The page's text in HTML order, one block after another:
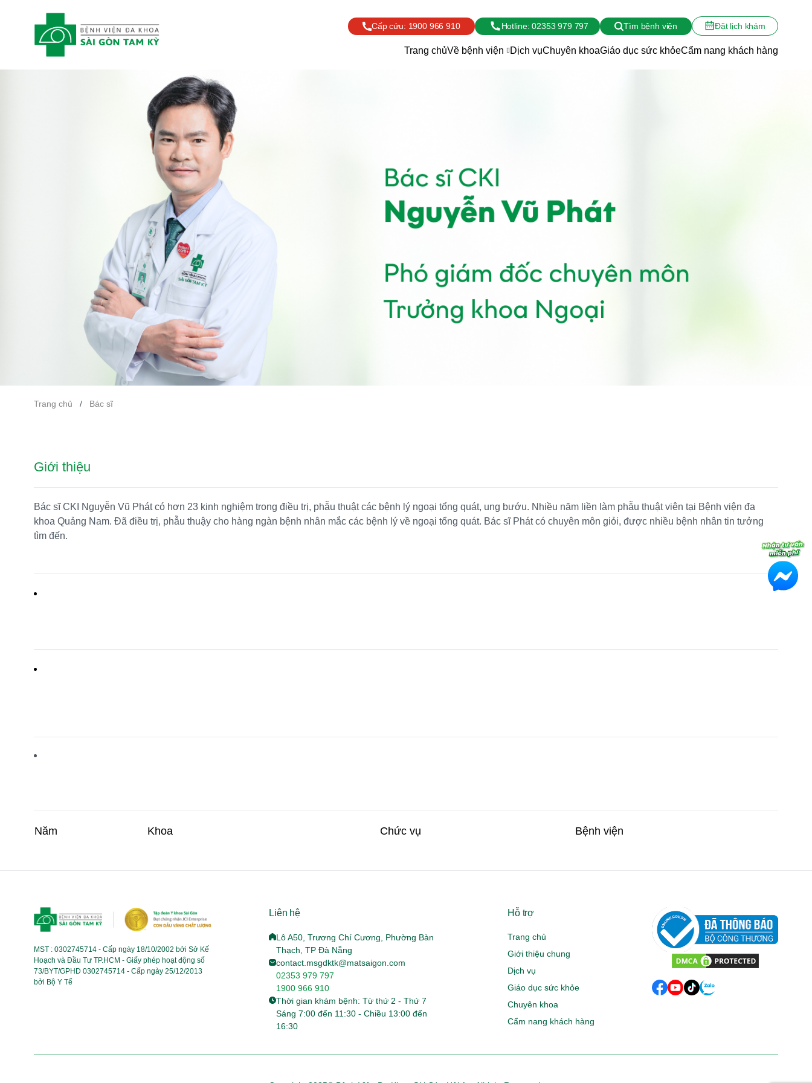
Cấp cứu: 1900 966 910 Hotline: 02353 979 797 Tìm bệnh viện Đặt lịch khám
Trang chủVề bệnh viện Dịch vụChuyên khoaGiáo dục sức khỏeCẩm nang khách hàng
Trang chủ / Bác sĩ
Giới thiệu
Bác sĩ CKI Nguyễn Vũ Phát có hơn 23 kinh nghiệm trong điều trị, phẫu thuật các bệnh lý ngoại tổng quát, ung bướu. Nhiều năm liền làm phẫu thuật viên tại Bệnh viện đa
khoa Quảng Nam. Đã điều trị, phẫu thuậy cho hàng ngàn bệnh nhân mắc các bệnh lý về ngoại tổng quát. Bác sĩ Phát có chuyên môn giỏi, được nhiều bệnh nhân tin tưởng
tìm đến.
Năm Khoa Chức vụ Bệnh viện
MST : 0302745714 - Cấp ngày 18/10/2002 bởi Sở Kế
Hoạch và Đầu Tư TP.HCM - Giấy phép hoạt động số
73/BYT/GPHD 0302745714 - Cấp ngày 25/12/2013
bởi Bộ Y Tế
Liên hệ
Lô A50, Trương Chí Cương, Phường Bàn
Thạch, TP Đà Nẵng
contact.msgdktk@matsaigon.com
02353 979 797
1900 966 910
Thời gian khám bệnh: Từ thứ 2 - Thứ 7
Sáng 7:00 đến 11:30 - Chiều 13:00 đến
16:30
Hỗ trợ
Trang chủ
Giới thiệu chung
Dịch vụ
Giáo dục sức khỏe
Chuyên khoa
Cẩm nang khách hàng